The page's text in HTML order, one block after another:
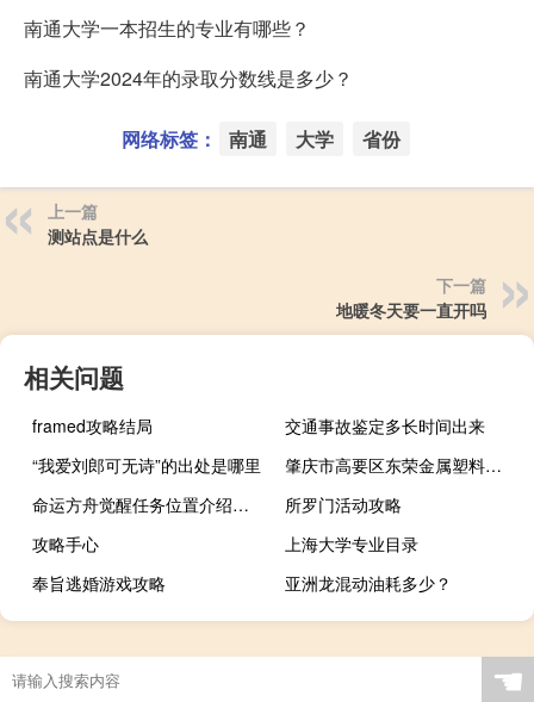
南通大学一本招生的专业有哪些？
南通大学2024年的录取分数线是多少？
网络标签： 南通 大学 省份
上一篇
测站点是什么
下一篇
地暖冬天要一直开吗
相关问题
framed攻略结局
交通事故鉴定多长时间出来
“我爱刘郎可无诗”的出处是哪里
肇庆市高要区东荣金属塑料制造有限公司(关于肇庆市高要区东荣金属塑料制造有限公司简述)
命运方舟觉醒任务位置介绍什么梗
所罗门活动攻略
攻略手心
上海大学专业目录
奉旨逃婚游戏攻略
亚洲龙混动油耗多少？
☚